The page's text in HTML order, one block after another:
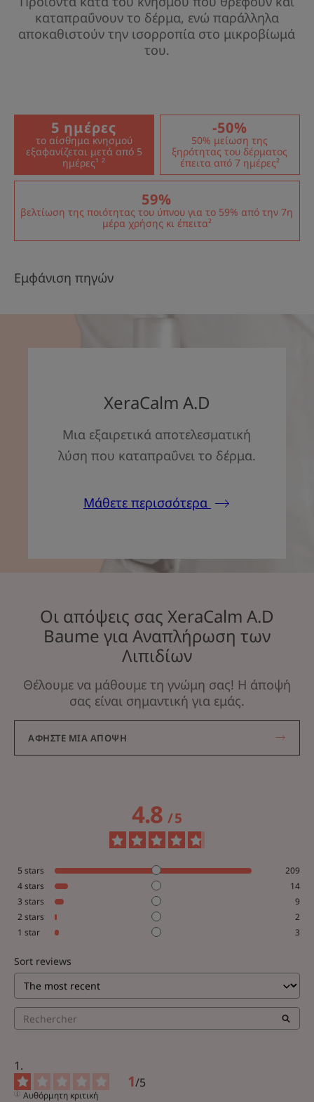
καταπραΰνουν το δέρμα, ενώ παράλληλα
αποκαθιστούν την ισορροπία στο μικροβίωμά
του.
5 ημέρες
το αίσθημα κνησμού
εξαφανίζεται μετά από 5
ημέρες¹ ²
-50%
50% μείωση της
ξηρότητας του δέρματος
έπειτα από 7 ημέρες²
59%
βελτίωση της ποιότητας του ύπνου για το 59% από την 7η
μέρα χρήσης κι έπειτα²
Εμφάνιση πηγών
XeraCalm A.D
Μια εξαιρετικά αποτελεσματική
λύση που καταπραΰνει το δέρμα.
Μάθετε περισσότερα
Οι απόψεις σας XeraCalm A.D
Baume για Αναπλήρωση των
Λιπιδίων
Θέλουμε να μάθουμε τη γνώμη σας! Η άποψή
σας είναι σημαντική για εμάς.
ΑΦΉΣΤΕ ΜΙΑ ΆΠΟΨΗ
4.8/5
5 stars
209
4stars
14
3 stars
9
2stars
2
1 star 3
Sort reviews
1/5
Αυθόρμητη κριτική